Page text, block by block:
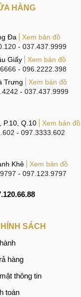
HÀNG
Đa
Xem bản đồ
- 037.437.9999
Giấy
Xem bản đồ
- 096.2222.398
Trưng
Xem bản đồ
- 037.437.9999
P.10, Q.10
Xem bản đồ
- 097.3333.602
Khê
Xem bản đồ
- 097.123.9797
SÁCH
hàng
thông tin
toán